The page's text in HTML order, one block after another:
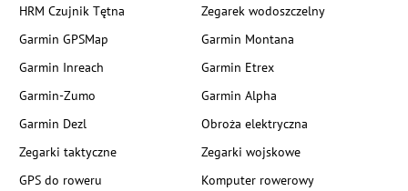
HRM Czujnik Tętna
Zegarek wodoszczelny
Garmin GPSMap
Garmin Montana
Garmin Inreach
Garmin Etrex
Garmin-Zumo
Garmin Alpha
Garmin Dezl
Obroża elektryczna
Zegarki taktyczne
Zegarki wojskowe
GPS do roweru
Komputer rowerowy